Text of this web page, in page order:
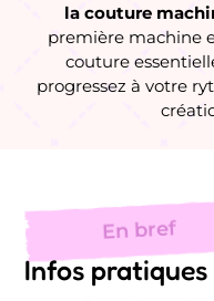
la couture
première machine
couture
progressez à votre
En bref
Infos pratiques